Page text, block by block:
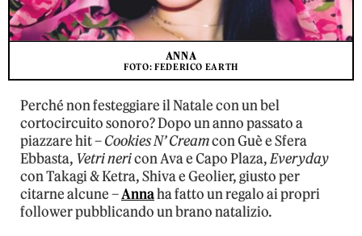
ANNA
FOTO: FEDERICO EARTH
Perché non festeggiare il Natale con un bel
cortocircuito sonoro? Dopo un anno passato a
piazzare hit –Cookies N’ Creamcon Guè e Sfera
Ebbasta, Vetri nericon Ava e Capo Plaza,Everyday
con Takagi & Ketra, Shiva e Geolier, giusto per
citarne alcune –Annaha fatto un regalo ai propri
follower pubblicando un brano natalizio.